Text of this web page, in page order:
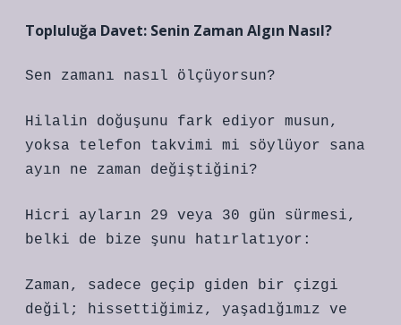
Topluluğa Davet: Senin Zaman Algın Nasıl?
Sen zamanı nasıl ölçüyorsun?
Hilalin doğuşunu fark ediyor musun,
yoksa telefon takvimi mi söylüyor sana
ayın ne zaman değiştiğini?
Hicri ayların 29 veya 30 gün sürmesi,
belki de bize şunu hatırlatıyor:
Zaman, sadece geçip giden bir çizgi
değil; hissettiğimiz, yaşadığımız ve